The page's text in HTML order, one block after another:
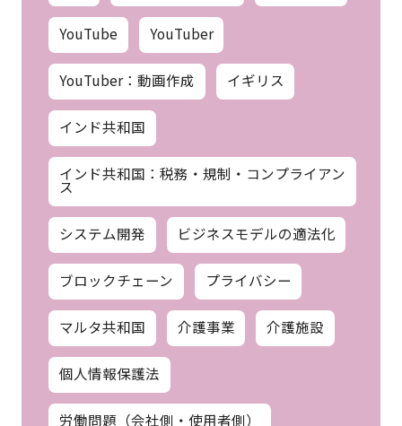
YouTube YouTuber
YouTuber：動画作成 イギリス
インド共和国
インド共和国：税務・規制・コンプライアン
ス
システム開発 ビジネスモデルの適法化
ブロックチェーン プライバシー
マルタ共和国 介護事業 介護施設
個人情報保護法
労働問題（会社側・使用者側）